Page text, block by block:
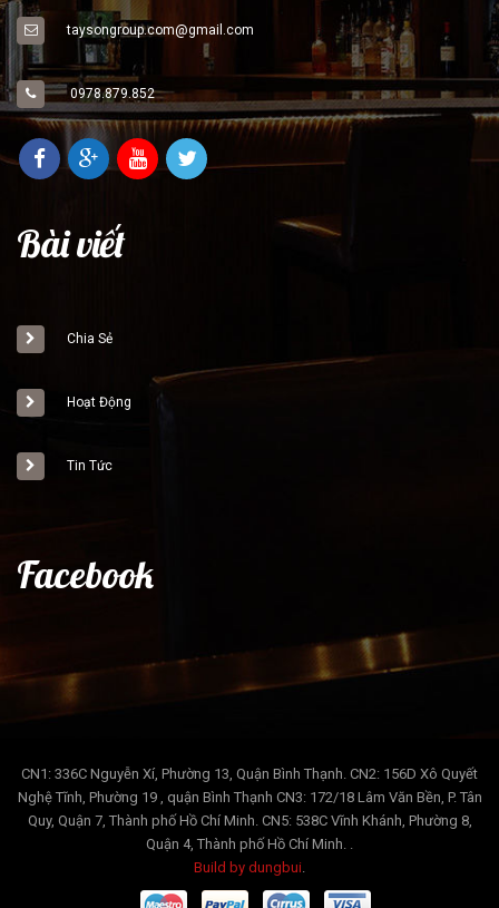
taysongroup.com@gmail.com
0978.879.852
Bài viết
Chia Sẻ
Hoạt Động
Tin Tức
Facebook
CN1: 336C Nguyễn Xí, Phường 13, Quận Bình Thạnh. CN2: 156D Xô Quyết
Nghệ Tĩnh, Phường 19 , quận Bình Thạnh CN3: 172/18 Lâm Văn Bền, P. Tân
Quy, Quận 7, Thành phố Hồ Chí Minh. CN5: 538C Vĩnh Khánh, Phường 8,
Quận 4, Thành phố Hồ Chí Minh. .
Build by dungbui.